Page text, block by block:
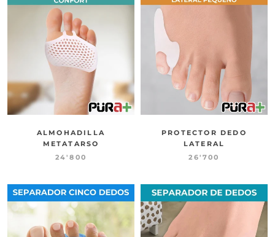
ALMOHADILLA
METATARSO
24'800
PROTECTOR DEDO
LATERAL
26'700